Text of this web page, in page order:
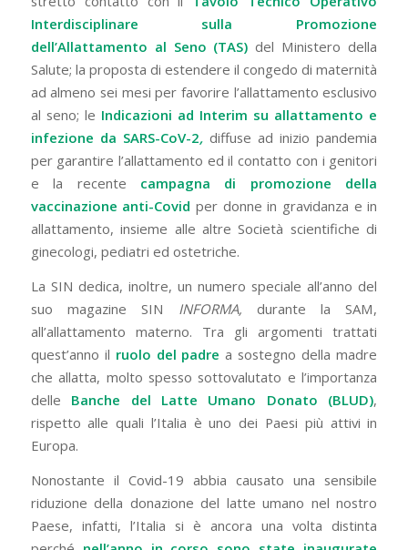
Interdisciplinare sulla Promozione
dell’Allattamento al Seno (TAS) del Ministero della
Salute; la proposta di estendere il congedo di maternità
ad almeno sei mesi per favorire l’allattamento esclusivo
al seno; le Indicazioni ad Interim su allattamento e
infezione da SARS-CoV-2, diffuse ad inizio pandemia
per garantire l’allattamento ed il contatto con i genitori
e la recente campagna di promozione della
vaccinazione anti-Covid per donne in gravidanza e in
allattamento, insieme alle altre Società scientifiche di
ginecologi, pediatri ed ostetriche.
La SIN dedica, inoltre, un numero speciale all’anno del
suo magazine SIN INFORMA, durante la SAM,
all’allattamento materno. Tra gli argomenti trattati
quest’anno il ruolo del padre a sostegno della madre
che allatta, molto spesso sottovalutato e l’importanza
delle Banche del Latte Umano Donato (BLUD),
rispetto alle quali l’Italia è uno dei Paesi più attivi in
Europa.
Nonostante il Covid-19 abbia causato una sensibile
riduzione della donazione del latte umano nel nostro
Paese, infatti, l’Italia si è ancora una volta distinta